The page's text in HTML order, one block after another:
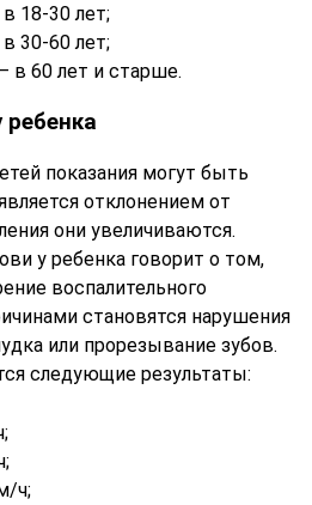
18-30 лет;
30-60 лет;
в 60 лет и старше.
показания могут быть
отклонением от
они увеличиваются.
у ребенка говорит о том,
воспалительного
становятся нарушения
или прорезывание зубов.
следующие результаты:
ч;